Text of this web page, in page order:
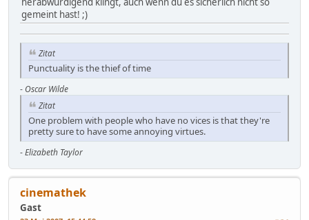
gemeint hast! ;)
Zitat
Punctuality is the thief of time
- Oscar Wilde
Zitat
One problem with people who have no vices is that they're
pretty sure to have some annoying virtues.
-Elizabeth Taylor
cinemathek
Gast